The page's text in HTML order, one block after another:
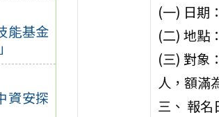
能基金
資安探
(一) 日期
(二) 地點
(三) 對象
人，額滿
三、 報